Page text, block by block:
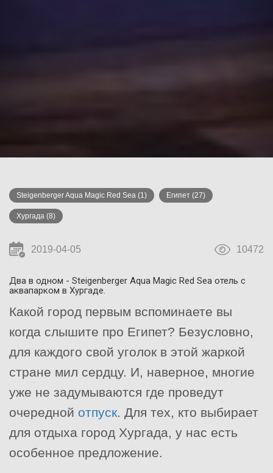
Steigenberger Aqua Magic Red Sea (1) Египет (27)
Хургада (8)
2019-04-05 10472
Два в одном - Steigenberger Aqua Magic Red Sea отель с
аквапарком в Хургаде.
Какой город первым вспоминаете вы
когда слышите про Египет? Безусловно,
для каждого свой уголок в этой жаркой
стране мил сердцу. И, наверное, многие
уже не задумываются где проведут
очередной отпуск . Для тех, кто выбирает
для отдыха город Хургада, у нас есть
особенное предложение.